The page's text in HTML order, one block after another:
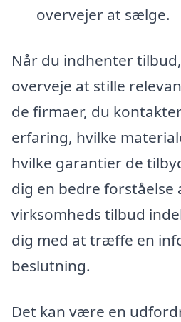
overvejer at sælge.
Når du indhenter
overveje at stille
de firmaer, du
erfaring, hvilke
hvilke garantier de
dig en bedre forståelse
virksomheds tilbud
dig med at træffe en
beslutning.
Det kan være en